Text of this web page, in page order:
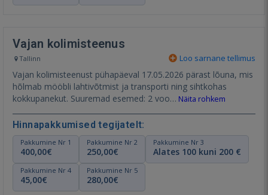
Vajan kolimisteenus
Tallinn Loo sarnane tellimus
Vajan kolimisteenust pühapäeval 17.05.2026 pärast lõuna, mis
hõlmab mööbli lahtivõtmist ja transporti ning sihtkohas
kokkupanekut. Suuremad esemed: 2 voo… Näita rohkem
Hinnapakkumised tegijatelt:
Pakkumine Nr 1
400,00€
Pakkumine Nr 2
250,00€
Pakkumine Nr 3
Alates 100 kuni 200 €
Pakkumine Nr 4
45,00€
Pakkumine Nr 5
280,00€